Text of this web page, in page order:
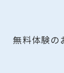
無料体験の